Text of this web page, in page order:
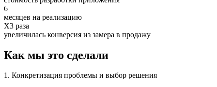
6
месяцев на реализацию
X3 раза
увеличилась конверсия из замера в продажу
Как мы это сделали
1. Конкретизация проблемы и выбор решения